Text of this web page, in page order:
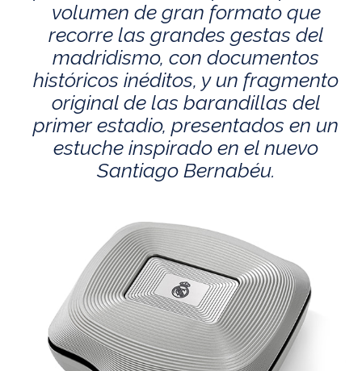
volumen de gran formato que
recorre las grandes gestas del
madridismo, con documentos
históricos inéditos, y un fragmento
original de las barandillas del
primer estadio, presentados en un
estuche inspirado en el nuevo
Santiago Bernabéu.